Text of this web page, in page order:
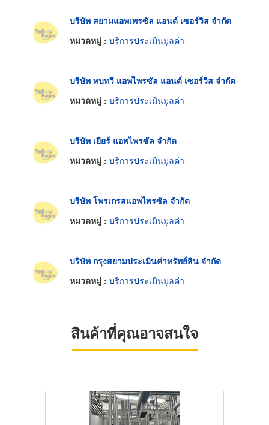
บริษัท สยามแอพเพรซัล แอนด์ เซอร์วิส จำกัด
หมวดหมู่ : บริการประเมินมูลค่า
บริษัท ทบทวี แอพไพรซัล แอนด์ เซอร์วิส จำกัด
หมวดหมู่ : บริการประเมินมูลค่า
บริษัท เยียร์ แอพไพรซัล จำกัด
หมวดหมู่ : บริการประเมินมูลค่า
บริษัท โพรเกรสแอพไพรซัล จำกัด
หมวดหมู่ : บริการประเมินมูลค่า
บริษัท กรุงสยามประเมินค่าทรัพย์สิน จำกัด
หมวดหมู่ : บริการประเมินมูลค่า
สินค้าที่คุณอาจสนใจ